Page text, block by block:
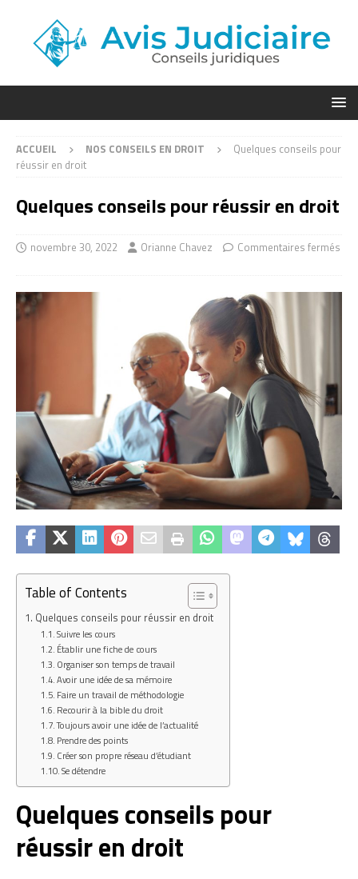
ACCUEIL NOS CONSEILS EN DROIT
Quelques conseils pour
réussir en droit
Quelques conseils pour réussir en droit
novembre 30, 2022 Orianne Chavez Commentaires fermés
Table of Contents
Quelques conseils pour réussir en droit
Suivre les cours
Établir une fiche de cours
Organiser son temps de travail
Avoir une idée de sa mémoire
Faire un travail de méthodologie
Recourir à la bible du droit
Toujours avoir une idée de l’actualité
Prendre des points
Créer son propre réseau d’étudiant
Se détendre
Quelques conseils pour
réussir en droit